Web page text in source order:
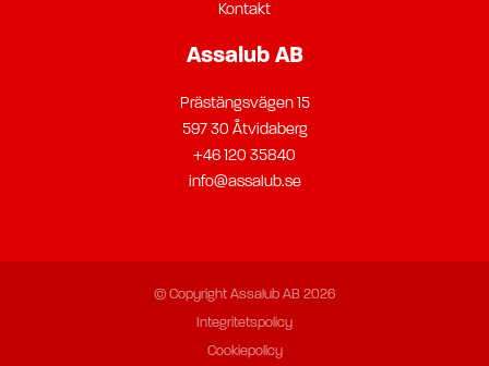
Kontakt
Assalub AB
Prästängsvägen 15
597 30 Åtvidaberg
+46 120 35840
info@assalub.se
© Copyright Assalub AB 2026
Integritetspolicy
Cookiepolicy